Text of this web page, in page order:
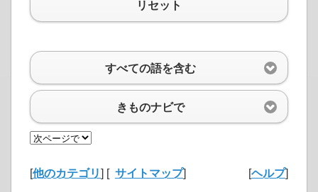
リセット
すべての語を含む
きものナビで
[他のカテゴリ] [ サイトマップ] [ヘルプ]